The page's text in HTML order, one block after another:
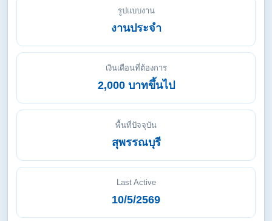
รูปแบบงาน
งานประจำ
เงินเดือนที่ต้องการ
2,000 บาทขึ้นไป
พื้นที่ปัจจุบัน
สุพรรณบุรี
Last Active
10/5/2569